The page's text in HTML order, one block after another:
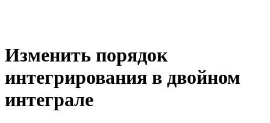
Изменить порядок
интегрирования в двойном
интеграле